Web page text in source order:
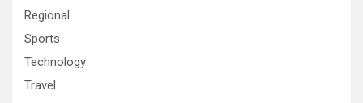
Regional
Sports
Technology
Travel